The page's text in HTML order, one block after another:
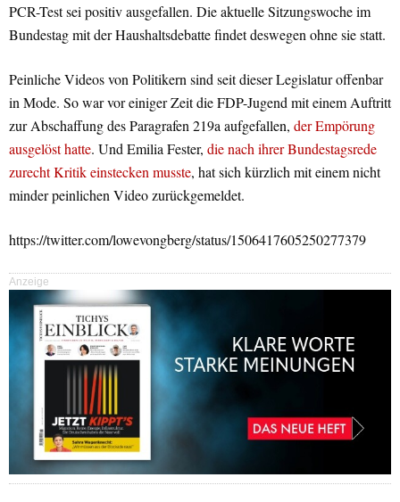
PCR-Test sei positiv ausgefallen. Die aktuelle Sitzungswoche im
Bundestag mit der Haushaltsdebatte findet deswegen ohne sie statt.
Peinliche Videos von Politikern sind seit dieser Legislatur offenbar
in Mode. So war vor einiger Zeit die FDP-Jugend mit einem Auftritt
zur Abschaffung des Paragrafen 219a aufgefallen, der Empörung
ausgelöst hatte. Und Emilia Fester, die nach ihrer Bundestagsrede
zurecht Kritik einstecken musste, hat sich kürzlich mit einem nicht
minder peinlichen Video zurückgemeldet.
https://twitter.com/lowevongberg/status/1506417605250277379
Anzeige